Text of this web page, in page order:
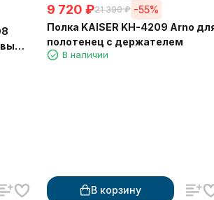
9 720 ₽21 390 ₽ -55%
Полка KAISER KH-4209 Arno
полотенец с держателем
В наличии
В корзину